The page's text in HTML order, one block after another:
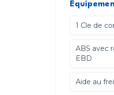
1 Cle de
ABS avec
EBD
Aide au